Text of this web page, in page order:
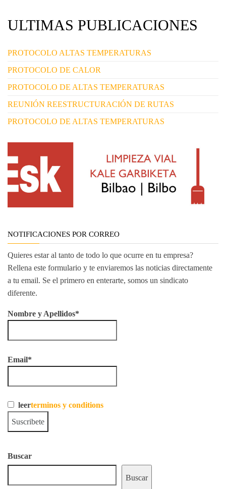
ULTIMAS PUBLICACIONES
PROTOCOLO ALTAS TEMPERATURAS
PROTOCOLO DE CALOR
PROTOCOLO DE ALTAS TEMPERATURAS
REUNIÓN REESTRUCTURACIÓN DE RUTAS
PROTOCOLO DE ALTAS TEMPERATURAS
NOTIFICACIONES POR CORREO
Quieres estar al tanto de todo lo que ocurre en tu empresa?
Rellena este formulario y te enviaremos las noticias directamente
a tu email. Se el primero en enterarte, somos un sindicato
diferente.
Nombre y Apellidos*
Email*
leerterminos y conditions
Buscar
Buscar